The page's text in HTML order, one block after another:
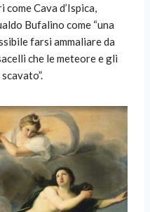
Cava d’Ispica,
Bufalino come “una
farsi ammaliare da
che le meteore e gli